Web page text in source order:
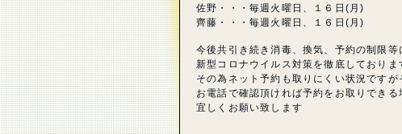
佐野・・・毎週火曜日、１６日(月)
齊藤・・・毎週火曜日、１６日(月)
今後共引き続き消毒、換気、予約の制限等
新型コロナウイルス対策を徹底しておりま
その為ネット予約も取りにくい状況ですが
お電話で確認頂ければ予約をお取りできる
宜しくお願い致します